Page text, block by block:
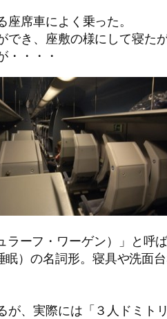
席車によく乗った。
でき、座敷の様にして寝た
・・・・
ーフ・ワーゲン）」と呼ば
）の名詞形。寝具や洗面
が、実際には「３人ドミト